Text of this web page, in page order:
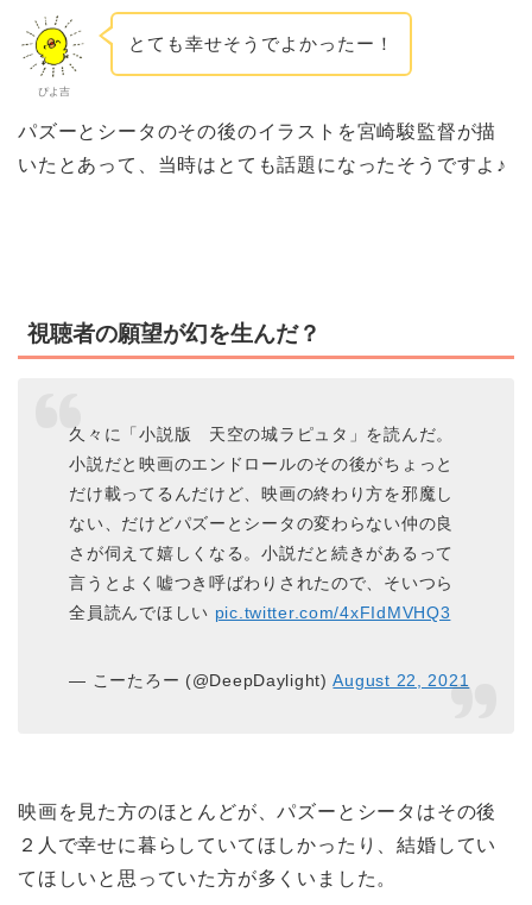
ぴよ吉
とても幸せそうでよかったー！
パズーとシータのその後のイラストを宮崎駿監督が描
いたとあって、当時はとても話題になったそうですよ♪
視聴者の願望が幻を生んだ？
久々に「小説版 天空の城ラピュタ」を読んだ。
小説だと映画のエンドロールのその後がちょっと
だけ載ってるんだけど、映画の終わり方を邪魔し
ない、だけどパズーとシータの変わらない仲の良
さが伺えて嬉しくなる。小説だと続きがあるって
言うとよく嘘つき呼ばわりされたので、そいつら
全員読んでほしい pic.twitter.com/4xFIdMVHQ3
— こーたろー (@DeepDaylight)August 22, 2021
映画を見た方のほとんどが、パズーとシータはその後
２人で幸せに暮らしていてほしかったり、結婚してい
てほしいと思っていた方が多くいました。